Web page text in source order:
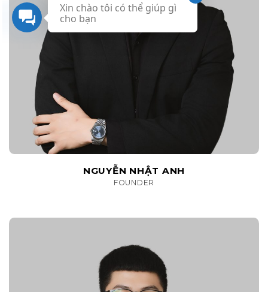
NGUYỄN NHẬT ANH
FOUNDER
Xin chào tôi có thể giúp gì
cho bạn